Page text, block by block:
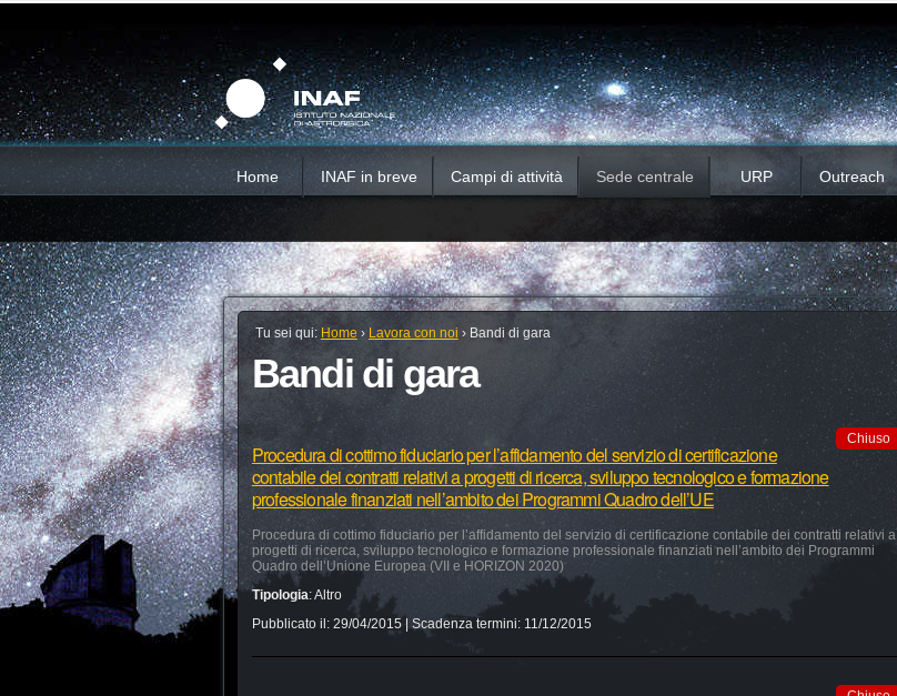
contenuti.
Salta
alla
navigazione
Home INAF in breve Campi di attività Sede centrale URP Outreach
Tu sei qui: Home › Lavora con noi › Bandi di gara
Bandi di gara
Chiuso
Procedura di cottimo fiduciario per l’affidamento del servizio di certificazione
contabile dei contratti relativi a progetti di ricerca, sviluppo tecnologico e formazione
professionale finanziati nell’ambito dei Programmi Quadro dell’UE
Procedura di cottimo fiduciario per l’affidamento del servizio di certificazione contabile dei contratti relativi a
progetti di ricerca, sviluppo tecnologico e formazione professionale finanziati nell’ambito dei Programmi
Quadro dell’Unione Europea (VII e HORIZON 2020)
Tipologia:Altro
Pubblicato il: 29/04/2015| Scadenza termini: 11/12/2015